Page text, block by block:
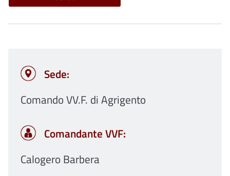
Sede:
Comando VV.F. di Agrigento
Comandante VVF:
Calogero Barbera